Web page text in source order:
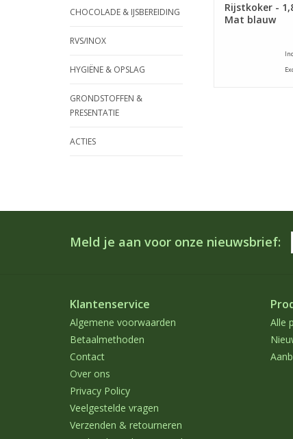
CHOCOLADE & IJSBEREIDING
RVS/INOX
HYGIËNE & OPSLAG
GRONDSTOFFEN &
PRESENTATIE
ACTIES
Rijstkoker -
Mat blauw
Meld je aan voor onze nieuwsbrief:
Klantenservice
Algemene voorwaarden
Betaalmethoden
Contact
Over ons
Privacy Policy
Veelgestelde vragen
Verzenden & retourneren
Alle